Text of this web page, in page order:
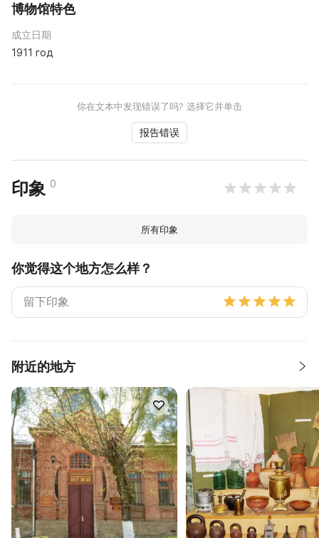
博物馆特色
成立日期
1911 год
你在文本中发现错误了吗? 选择它并单击
报告错误
印象 0
所有印象
你觉得这个地方怎么样？
附近的地方